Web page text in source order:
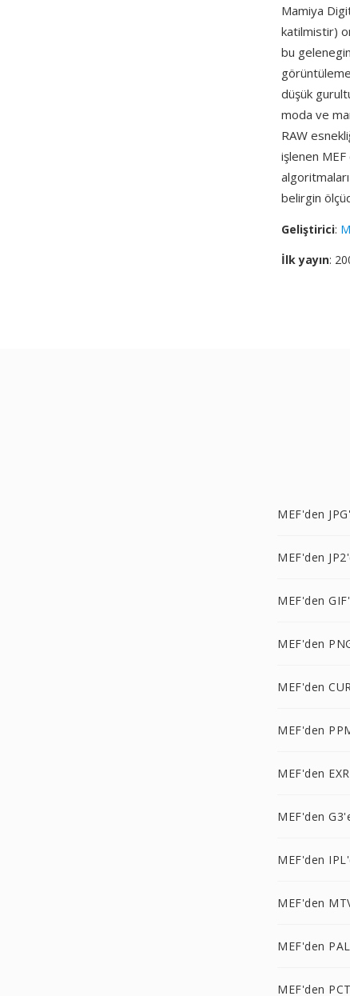
Mamiya
katilmistir)
bu
düşük
moda ve
RAW
işlenen
belirgin
Geliştirici:
İlk yayın:
MEF'den
MEF'den
MEF'den
MEF'den
MEF'den
MEF'den
MEF'den
MEF'den
MEF'den
MEF'den
MEF'den
MEF'den